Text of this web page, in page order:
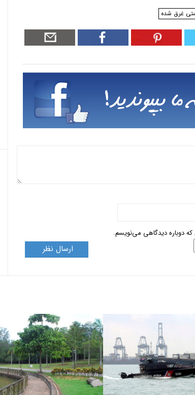
غرق شده
که دوباره دیدگاهی می‌نویسم.